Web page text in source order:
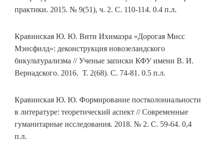
практики. 2015. № 9(51), ч. 2. С. 110‑114. 0.4 п.л.
Кравинская Ю. Ю. Вити Ихимаэра «Дорогая Мисс
Мэнсфилд»: деконструкция новозеландского
бикультурализма // Ученые записки КФУ имени В. И.
Вернадского. 2016. Т. 2(68). С. 74‑81. 0.5 п.л.
Кравинская Ю. Ю. Формирование постколониальности
в литературе: теоретический аспект // Современные
гуманитарные исследования. 2018. № 2. С. 59‑64. 0,4
п.л.